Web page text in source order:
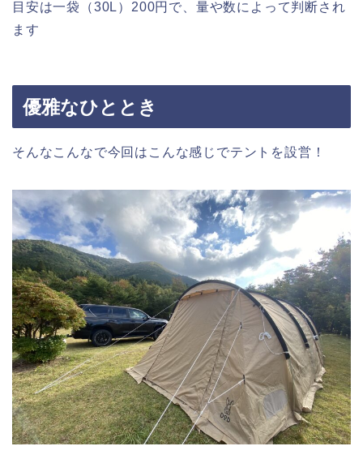
目安は一袋（30L）200円で、量や数によって判断され
ます
優雅なひととき
そんなこんなで今回はこんな感じでテントを設営！